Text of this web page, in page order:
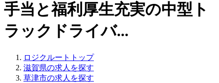
手当と福利厚生充実の中型ト
ラックドライバ...
ロジクルートトップ
滋賀県の求人を探す
草津市の求人を探す